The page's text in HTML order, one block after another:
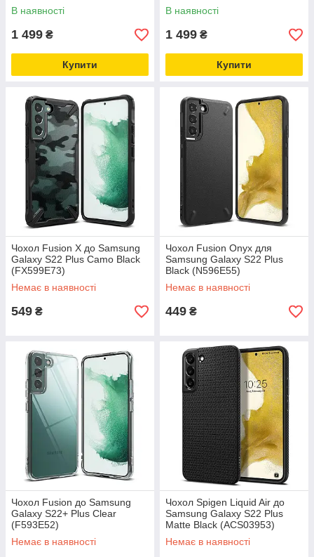
В наявності
1 499 ₴
Купити
В наявності
1 499 ₴
Купити
Чохол Fusion X до Samsung
Galaxy S22 Plus Camo Black
(FX599E73)
Немає в наявності
549 ₴
Чохол Fusion Onyx для
Samsung Galaxy S22 Plus
Black (N596E55)
Немає в наявності
449 ₴
Чохол Fusion до Samsung
Galaxy S22+ Plus Clear
(F593E52)
Немає в наявності
Чохол Spigen Liquid Air до
Samsung Galaxy S22 Plus
Matte Black (ACS03953)
Немає в наявності